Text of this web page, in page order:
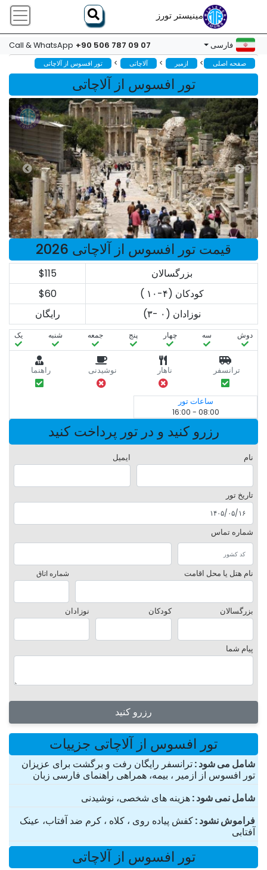
مینیستر تورز
فارسی Call & WhatsApp +90 506 787 09 07
صفحه اصلی > ازمیر > آلاچاتی > تور افسوس از آلاچاتی
تور افسوس از آلاچاتی
قیمت تور افسوس از آلاچاتی 2026
بزرگسالان
$115
کودکان (۴-۱۰ )
$60
نوزادان (۰ -۳)
رایگان
دوش سه‌ چهار پنج جمعه شنبه یک
ترانسفر ناهار نوشیدنی راهنما
ساعات تور
08:00 - 16:00
رزرو کنید و در تور پرداخت کنید
نام ایمیل
تاریخ تور
شماره تماس
نام هتل یا محل اقامت شماره اتاق
بزرگسالان کودکان نوزادان
پیام شما
رزرو کنید
تور افسوس از آلاچاتی جزییات
شامل می شود ترانسفر رایگان رفت و برگشت برای عزیزان
تور افسوس از ازمیر ، بیمه، همراهی راهنمای فارسی زبان
شامل نمی شود هزینه های شخصی، نوشیدنی
فراموش نشود کفش پیاده روی ، کلاه ، کرم ضد آفتاب، عینک
آفتابی
تور افسوس از آلاچاتی